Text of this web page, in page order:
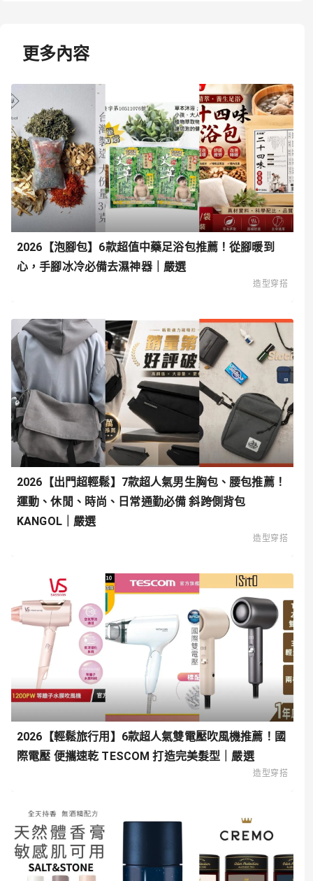
更多內容
2026【泡腳包】6款超值中藥足浴包推薦！從腳暖到
心，手腳冰冷必備去濕神器｜嚴選
造型穿搭
2026【出門超輕鬆】7款超人氣男生胸包、腰包推薦！
運動、休閒、時尚、日常通勤必備 斜跨側背包
KANGOL｜嚴選
造型穿搭
2026【輕鬆旅行用】6款超人氣雙電壓吹風機推薦！國
際電壓 便攜速乾 TESCOM 打造完美髮型｜嚴選
造型穿搭